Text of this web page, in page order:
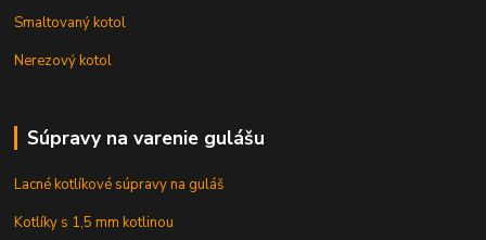
Smaltovaný kotol
Nerezový kotol
Súpravy na varenie gulášu
Lacné kotlíkové súpravy na guláš
Kotlíky s 1,5 mm kotlinou